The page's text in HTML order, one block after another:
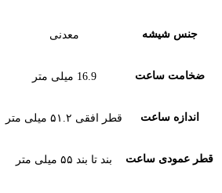
جنس شیشه معدنی
ضخامت ساعت 16.9 میلی متر
اندازه ساعت قطر افقی ۵۱.۲ میلی متر
قطر عمودی ساعت بند تا بند ۵۵ میلی متر